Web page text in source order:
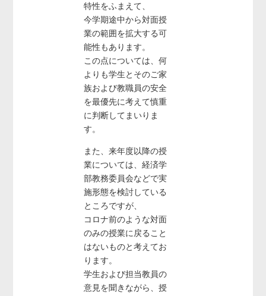
特性をふまえて、
今学期途中から対面授
業の範囲を拡大する可
能性もあります。
この点については、何
よりも学生とそのご家
族および教職員の安全
を最優先に考えて慎重
に判断してまいりま
す。
また、来年度以降の授
業については、経済学
部教務委員会などで実
施形態を検討している
ところですが、
コロナ前のような対面
のみの授業に戻ること
はないものと考えてお
ります。
学生および担当教員の
意見を聞きながら、授